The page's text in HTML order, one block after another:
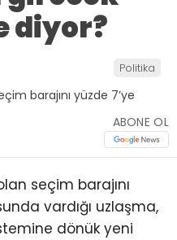
diyor?
Politika
ABONE OL
seçim barajını
vardığı uzlaşma,
dönük yeni